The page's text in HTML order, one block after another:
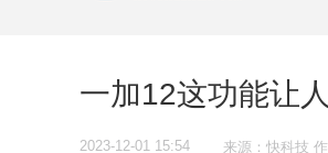
一加12这功能让
2023-12-01 15:54 来源：快科技